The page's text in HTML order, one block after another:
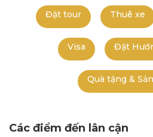
Đặt tour Thuê xe
Visa Đặt
Quà tặng &
Các điểm đến lân cận